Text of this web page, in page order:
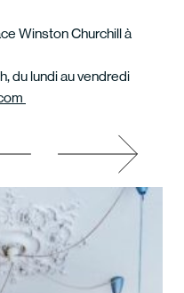
Winston Churchill à
du lundi au vendredi